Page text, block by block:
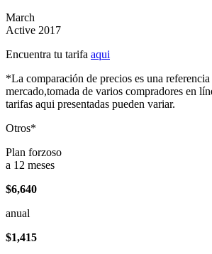
March
Active 2017
Encuentra tu tarifa aqui
*La comparación de precios es una
mercado,tomada de varios compradores en
tarifas aqui presentadas pueden variar.
Otros*
Plan forzoso
a 12 meses
$6,640
anual
$1,415